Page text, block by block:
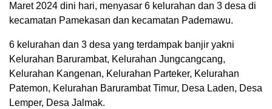
Maret 2024 dini hari, menyasar 6 kelurahan dan 3 desa di
kecamatan Pamekasan dan kecamatan Pademawu.
6 kelurahan dan 3 desa yang terdampak banjir yakni
Kelurahan Barurambat, Kelurahan Jungcangcang,
Kelurahan Kangenan, Kelurahan Parteker, Kelurahan
Patemon, Kelurahan Barurambat Timur, Desa Laden, Desa
Lemper, Desa Jalmak.